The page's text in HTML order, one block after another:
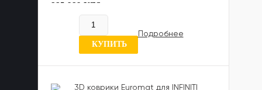
885 989 UZS
В наличии
0 отзывов
КУПИТЬ
Подробнее